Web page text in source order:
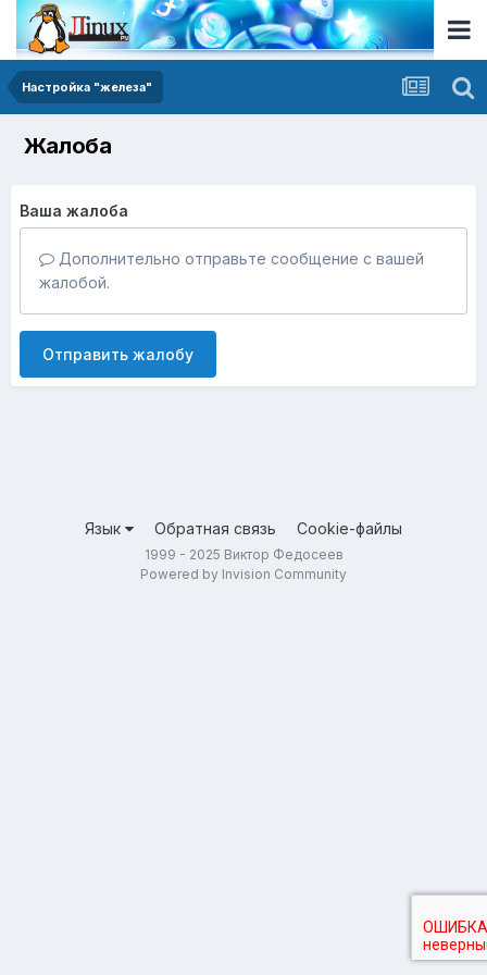
Настройка "железа"
Жалоба
Ваша жалоба
Дополнительно отправьте сообщение с вашей
жалобой.
Отправить жалобу
Язык Обратная связь Cookie-файлы
1999 - 2025 Виктор Федосеев
Powered by Invision Community